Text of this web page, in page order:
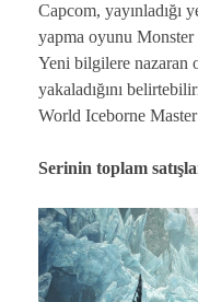
Capcom, yayınladığı
yapma oyunu Monster
Yeni bilgilere nazaran
yakaladığını
World Iceborne
Serinin toplam